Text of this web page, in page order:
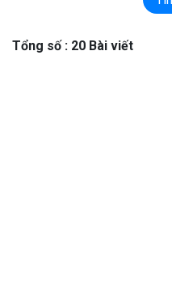
Tổng số : 20 Bài viết